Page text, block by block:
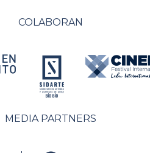
COLABORAN
MEDIA PARTNERS